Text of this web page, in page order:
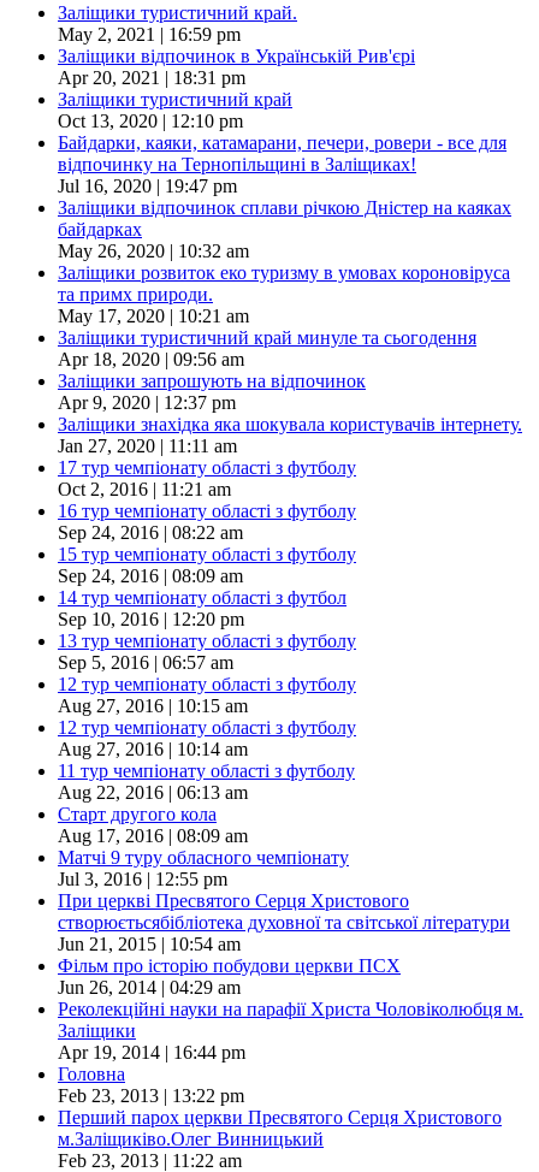
Заліщики туристичний край.
May 2, 2021 | 16:59 pm
Заліщики відпочинок в Українській Рив'єрі
Apr 20, 2021 | 18:31 pm
Заліщики туристичний край
Oct 13, 2020 | 12:10 pm
Байдарки, каяки, катамарани, печери, ровери - все для
відпочинку на Тернопільщині в Заліщиках!
Jul 16, 2020 | 19:47 pm
Заліщики відпочинок сплави річкою Дністер на каяках
байдарках
May 26, 2020 | 10:32 am
Заліщики розвиток еко туризму в умовах короновіруса
та примх природи.
May 17, 2020 | 10:21 am
Заліщики туристичний край минуле та сьогодення
Apr 18, 2020 | 09:56 am
Заліщики запрошують на відпочинок
Apr 9, 2020 | 12:37 pm
Заліщики знахідка яка шокувала користувачів інтернету.
Jan 27, 2020 | 11:11 am
17 тур чемпіонату області з футболу
Oct 2, 2016 | 11:21 am
16 тур чемпіонату області з футболу
Sep 24, 2016 | 08:22 am
15 тур чемпіонату області з футболу
Sep 24, 2016 | 08:09 am
14 тур чемпіонату області з футбол
Sep 10, 2016 | 12:20 pm
13 тур чемпіонату області з футболу
Sep 5, 2016 | 06:57 am
12 тур чемпіонату області з футболу
Aug 27, 2016 | 10:15 am
12 тур чемпіонату області з футболу
Aug 27, 2016 | 10:14 am
11 тур чемпіонату області з футболу
Aug 22, 2016 | 06:13 am
Старт другого кола
Aug 17, 2016 | 08:09 am
Матчі 9 туру обласного чемпіонату
Jul 3, 2016 | 12:55 pm
При церкві Пресвятого Серця Христового
створюєтьсябібліотека духовної та світської літератури
Jun 21, 2015 | 10:54 am
Фільм про історію побудови церкви ПСХ
Jun 26, 2014 | 04:29 am
Реколекційні науки на парафії Христа Чоловіколюбця м.
Заліщики
Apr 19, 2014 | 16:44 pm
Головна
Feb 23, 2013 | 13:22 pm
Перший парох церкви Пресвятого Серця Христового
м.Заліщиківо.Олег Винницький
Feb 23, 2013 | 11:22 am